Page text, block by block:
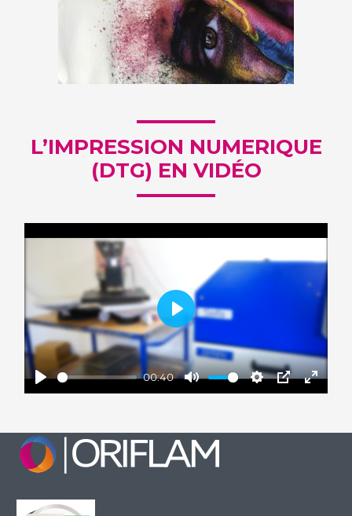
L’IMPRESSION NUMERIQUE
(DTG) EN VIDÉO
Play
00:40
Mute
Settings
PIP
Enter
Play